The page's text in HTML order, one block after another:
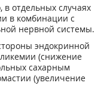
отдельных случаях
в комбинации с
нервной системы.
эндокринной
(снижение
сахарным
(увеличение